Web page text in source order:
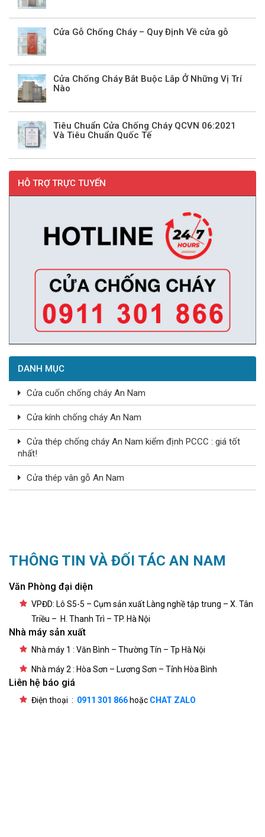
Cửa Gỗ Chống Cháy – Quy Định Về cửa gỗ
Cửa Chống Cháy Bắt Buộc Lắp Ở Những Vị Trí
Nào
Tiêu Chuẩn Cửa Chống Cháy QCVN 06:2021
Và Tiêu Chuẩn Quốc Tế
HỖ TRỢ TRỰC TUYẾN
DANH MỤC
Cửa cuốn chống cháy An Nam
Cửa kính chống cháy An Nam
Cửa thép chống cháy An Nam kiểm định PCCC : giá tốt
nhất!
Cửa thép vân gỗ An Nam
THÔNG TIN VÀ ĐỐI TÁC AN NAM
Văn Phòng đại diện
VPĐD: Lô S5-5 – Cụm sản xuất Làng nghề tập trung – X. Tân
Triều – H. Thanh Trì – TP. Hà Nội
Nhà máy sản xuất
Nhà máy 1 : Văn Bình – Thường Tín – Tp Hà Nội
Nhà máy 2 : Hòa Sơn – Lương Sơn – Tỉnh Hòa Bình
Liên hệ báo giá
Điện thoại : 0911 301 866 hoặc CHAT ZALO